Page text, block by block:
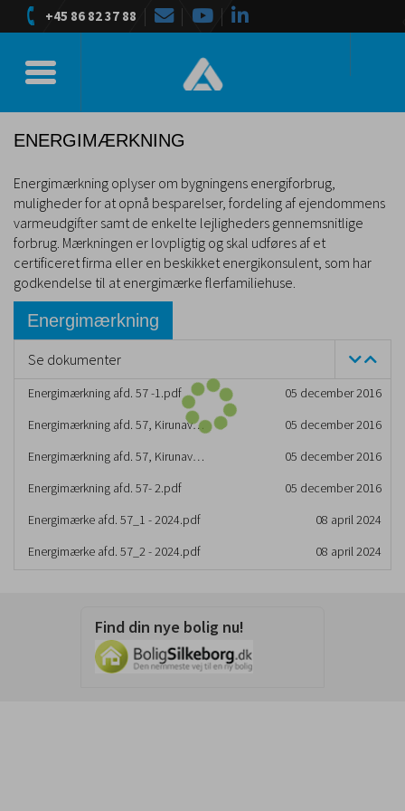
+45 86 82 37 88
Toggle navigation
ENERGIMÆRKNING
Energimærkning oplyser om bygningens energiforbrug,
muligheder for at opnå besparelser, fordeling af ejendommens
varmeudgifter samt de enkelte lejligheders gennemsnitlige
forbrug. Mærkningen er lovpligtig og skal udføres af et
certificeret firma eller en beskikket energikonsulent, som har
godkendelse til at energimærke flerfamiliehuse.
Energimærkning
Se dokumenter
Energimærkning afd. 57 -1.pdf
05 december 2016
Energimærkning afd. 57, Kirunavej 121 (fælleshus).pdf
05 december 2016
Energimærkning afd. 57, Kirunavej 121.pdf
05 december 2016
Energimærkning afd. 57- 2.pdf
05 december 2016
Energimærke afd. 57_1 - 2024.pdf
08 april 2024
Energimærke afd. 57_2 - 2024.pdf
08 april 2024
Find din nye bolig nu!